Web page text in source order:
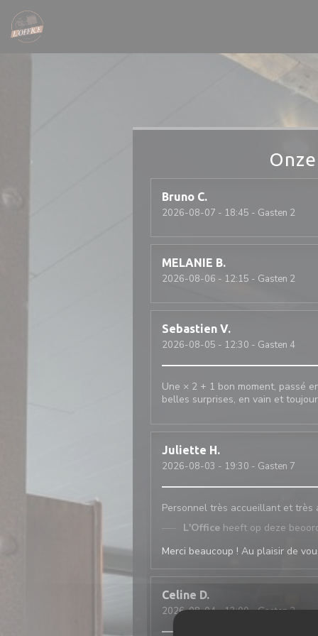
Cookies beheer paneel
Bruno C
2026-08-07 - 18:45 - Gasten 2
MELANIE B
2026-08-06 - 12:15 - Gasten 2
Sebastien V
2026-08-05 - 12:30 - Gasten 4
Une × 2 + 1 bon moment, passé
belles surprises, en vain et
Juliette H
2026-08-03 - 19:30 - Gasten 7
Personnel très accueillant et très
L'Office heeft op deze
Merci beaucoup ! Au plaisir de
Celine D
2026-08-04- 13:00 - Gasten 2